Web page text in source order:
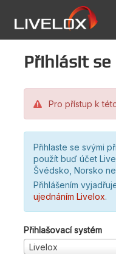
Přihlásit se
Pro přístup k
Přihlaste se svými
použít buď účet
Švédsko, Norsko
Přihlášením
ujednáním Livelox.
Přihlašovací systém
Livelox